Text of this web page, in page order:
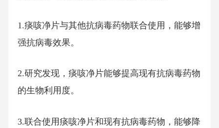
1.痰咳净片与其他抗病毒药物联合使用，能够增
强抗病毒效果。
2.研究发现，痰咳净片能够提高现有抗病毒药物
的生物利用度。
3.联合使用痰咳净片和现有抗病毒药物，能够降